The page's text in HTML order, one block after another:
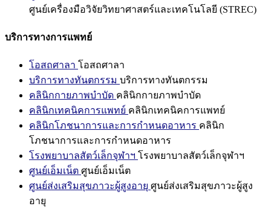
ศูนย์เครื่องมือวิจัยวิทยาศาสตร์และเทคโนโลยี (STREC)
บริการทางการแพทย์
โอสถศาลา โอสถศาลา
บริการทางทันตกรรม บริการทางทันตกรรม
คลินิกกายภาพบำบัด คลินิกกายภาพบำบัด
คลินิกเทคนิคการแพทย์ คลินิกเทคนิคการแพทย์
คลินิกโภชนาการและการกำหนดอาหาร คลินิก
โภชนาการและการกำหนดอาหาร
โรงพยาบาลสัตว์เล็กจุฬาฯ โรงพยาบาลสัตว์เล็กจุฬาฯ
ศูนย์เอ็มเน็ต ศูนย์เอ็มเน็ต
ศูนย์ส่งเสริมสุขภาวะผู้สูงอายุ ศูนย์ส่งเสริมสุขภาวะผู้สูง
อายุ